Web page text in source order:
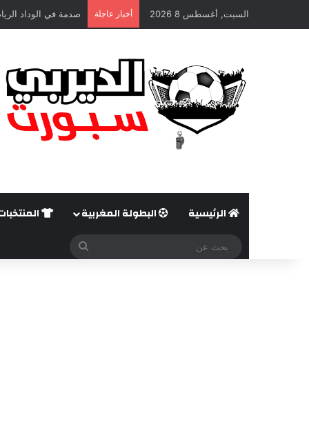
السبت, أغسطس 8 2026 أخبار عاجلة صدمة في الوداد
الرئيسية البطولة المغربية